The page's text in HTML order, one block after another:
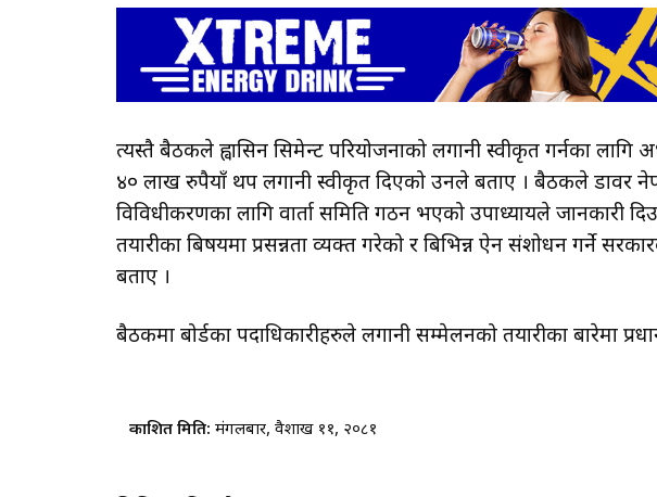
त्यस्तै बैठकले ह्वासिन सिमेन्ट परियोजनाको लगानी स्वीकृत गर्नका
४० लाख रुपैयाँ थप लगानी स्वीकृत दिएको उनले बताए । बैठकले डावर
विविधीकरणका लागि वार्ता समिति गठन भएको उपाध्यायले जानकारी
तयारीका बिषयमा प्रसन्नता व्यक्त गरेको र बिभिन्न ऐन संशोधन गर्ने
बताए ।
बैठकमा बोर्डका पदाधिकारीहरुले लगानी सम्मेलनको तयारीका बारेमा
प्रकाशित मिति: मंगलबार, वैशाख ११, २०८१